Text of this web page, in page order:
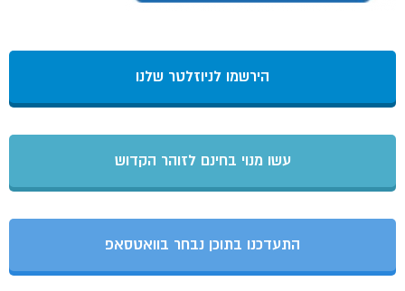
הירשמו לניוזלטר שלנו
עשו מנוי בחינם לזוהר הקדוש
התעדכנו בתוכן נבחר בוואטסאפ